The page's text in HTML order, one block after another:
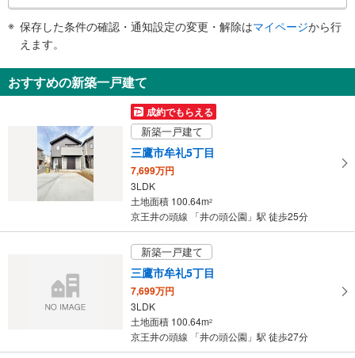
・点字案内（券売機・運賃表・階段手すり）
・ＡＥＤ
知
を
保
保存した条件の確認・通知設定の変更・解除はマイページから行
えます。
おすすめの新築一戸建て
成約でもらえる
新築一戸建て
三鷹市牟礼5丁目
7,699万円
3LDK
土地面積 100.64m2
京王井の頭線 「井の頭公園」駅 徒歩25分
新築一戸建て
三鷹市牟礼5丁目
7,699万円
3LDK
土地面積 100.64m2
京王井の頭線 「井の頭公園」駅 徒歩27分